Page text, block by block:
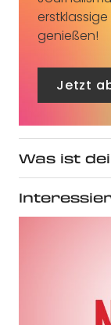
genießen!
Jetzt
Was ist